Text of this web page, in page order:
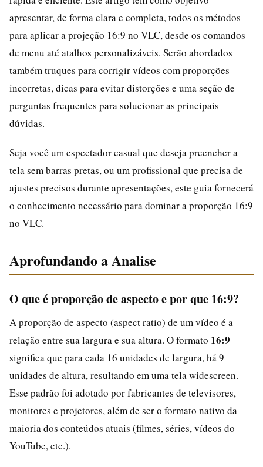
apresentar, de forma clara e completa, todos os métodos
para aplicar a projeção 16:9 no VLC, desde os comandos
de menu até atalhos personalizáveis. Serão abordados
também truques para corrigir vídeos com proporções
incorretas, dicas para evitar distorções e uma seção de
perguntas frequentes para solucionar as principais
dúvidas.
Seja você um espectador casual que deseja preencher a
tela sem barras pretas, ou um profissional que precisa de
ajustes precisos durante apresentações, este guia fornecerá
o conhecimento necessário para dominar a proporção 16:9
no VLC.
Aprofundando a Analise
O que é proporção de aspecto e por que 16:9?
A proporção de aspecto (aspect ratio) de um vídeo é a
relação entre sua largura e sua altura. O formato 16:9
significa que para cada 16 unidades de largura, há 9
unidades de altura, resultando em uma tela widescreen.
Esse padrão foi adotado por fabricantes de televisores,
monitores e projetores, além de ser o formato nativo da
maioria dos conteúdos atuais (filmes, séries, vídeos do
YouTube, etc.).